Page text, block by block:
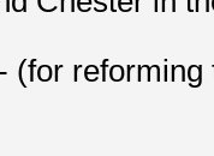
reforming